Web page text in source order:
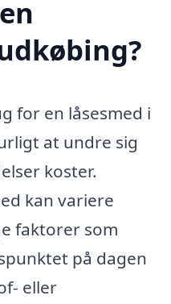
for en låsesmed i
at undre sig
koster.
kan variere
faktorer som
på dagen
eller